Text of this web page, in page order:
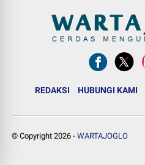
REDAKSI HUBUNGI KAMI
© Copyright2026 -WARTAJOGLO